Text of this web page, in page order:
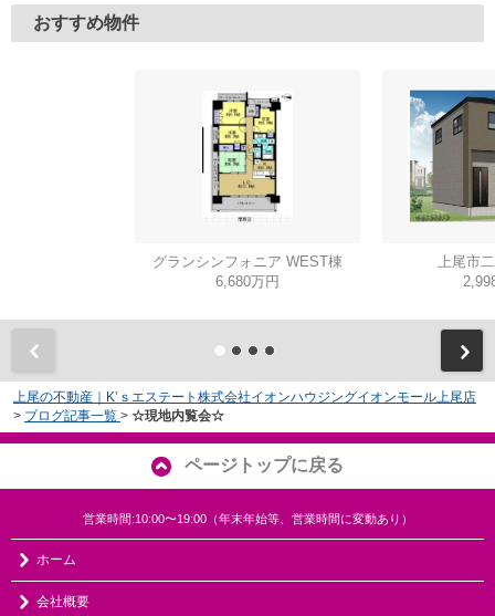
おすすめ物件
グランシンフォニア WEST棟
6,680万円
上尾市
上尾の不動産｜K’ｓエステート株式会社イオンハウジングイオンモール上尾店
> ブログ記事一覧 > ☆現地内覧会☆
ページトップに戻る
営業時間:10:00〜19:00（年末年始等、営業時間に変動あり）
ホーム
会社概要